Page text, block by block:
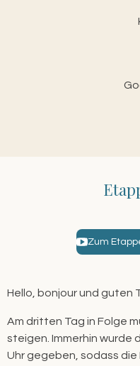
Zum
Hello, bonjour und guten
Am dritten Tag in Folge
steigen. Immerhin wurde
Uhr gegeben, sodass die